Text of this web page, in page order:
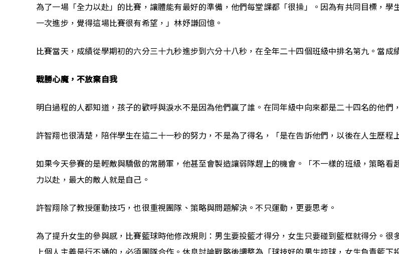
為了一場「全力以赴」的比賽，讓體能有最好的準備，他們每堂課都「很操」。因為有共同目標，
一次進步，覺得這場比賽很有希望，」林妤謙回憶。
比賽當天，成績從學期初的六分三十九秒進步到六分十八秒，在全年二十四個班級中排名第九。當成
戰勝心魔，不放棄自我
明白過程的人都知道，孩子的歡呼與淚水不是因為他們贏了誰。在同年級中向來都是二十四名的他們
許智翔也很清楚，陪伴學生在這二十一秒的努力，不是為了得名，「是在告訴他們，以後在人生歷程
如果今天參賽的是輕敵與驕傲的常勝軍，他甚至會製造讓弱隊趕上的機會。「不一樣的班級，策略
力以赴，最大的敵人就是自己。
許智翔除了教授運動技巧，也很重視團隊、策略與問題解決。不只運動，更要思考。
為了提升女生的參與感，比賽籃球時他修改規則：男生要投籃才得分，女生只要碰到籃框就得分。
上個人主義是行不通的，必須團隊合作。休息討論戰略後調整為「球技好的男生控球，女生負責籃